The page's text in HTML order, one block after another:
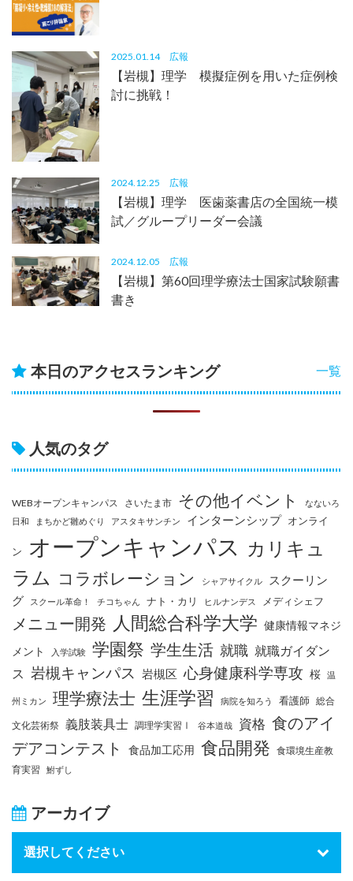
2025.01.14 広報
【岩槻】理学 模擬症例を用いた症例検
討に挑戦！
2024.12.25 広報
【岩槻】理学 医歯薬書店の全国統一模
試／グループリーダー会議
2024.12.05 広報
【岩槻】第60回理学療法士国家試験願書
書き
一覧
本日のアクセスランキング
人気のタグ
WEBオープンキャンパス さいたま市 その他イベント
なないろ
日和
まちかど雛めぐり アスタキサンチン インターンシップ オンライ
ン オープンキャンパス カリキュ
ラム コラボレーション シャアサイクル
スクーリン
グ
スクール革命！ チコちゃん ナト・カリ ヒルナンデス メディシェフ
メニュー開発 人間総合科学大学 健康情報マネジ
メント
入学試験 学園祭 学生生活 就職 就職ガイダン
ス 岩槻キャンパス 岩槻区 心身健康科学専攻 桜 温
州ミカン 理学療法士 生涯学習 病院を知ろう 看護師 総合
文化芸術祭 義肢装具士 調理学実習Ⅰ 谷本道哉 資格 食のアイ
デアコンテスト
食品加工応用 食品開発 食環境生産教
育実習
鮒ずし
アーカイブ